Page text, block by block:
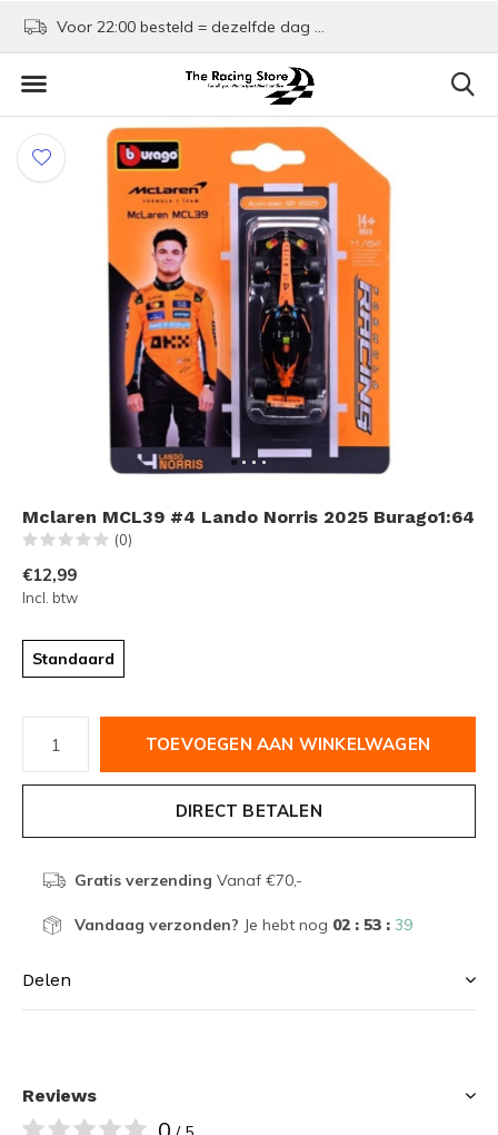
Voor 22:00 besteld = dezelfde dag verzonden!
Mclaren MCL39 #4 Lando Norris 2025 Burago1:64
(0)
€12,99
Incl. btw
Standaard
TOEVOEGEN AAN WINKELWAGEN
DIRECT BETALEN
Gratis verzending Vanaf €70,-
Vandaag verzonden? Je hebt nog 02 : 53 : 39
Delen
Reviews